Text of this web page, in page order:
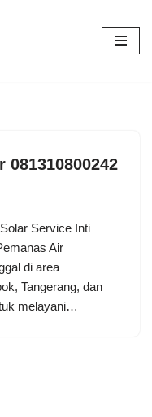
Service Inti
Air
di area
Tangerang, dan
melayani…